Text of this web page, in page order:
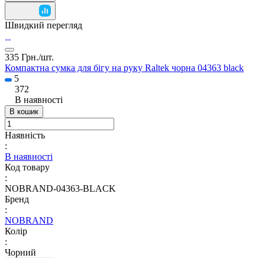
Швидкий перегляд
335 Грн./шт.
Компактна сумка для бігу на руку Raltek чорна 04363 black
5
372
В наявності
В кошик
Наявність
:
В наявності
Код товару
:
NOBRAND-04363-BLACK
Бренд
:
NOBRAND
Колір
:
Чорний